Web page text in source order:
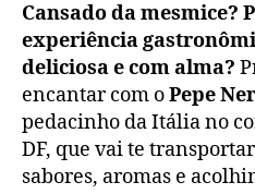
Cansado da mesmice?
experiência
deliciosa e com alma?
encantar com oPepe
pedacinho da Itália no
DF, que vai te
sabores, aromas e